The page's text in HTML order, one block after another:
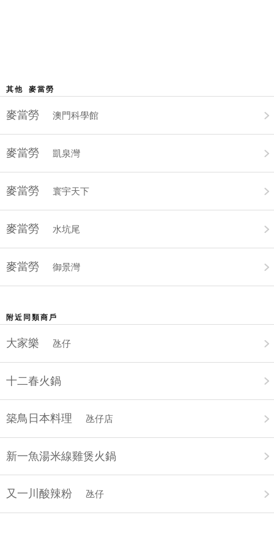
其他 麥當勞
麥當勞 澳門科學館
麥當勞 凱泉灣
麥當勞 寰宇天下
麥當勞 水坑尾
麥當勞 御景灣
附近同類商戶
大家樂 氹仔
十二春火鍋
築鳥日本料理 氹仔店
新一魚湯米線雞煲火鍋
又一川酸辣粉 氹仔